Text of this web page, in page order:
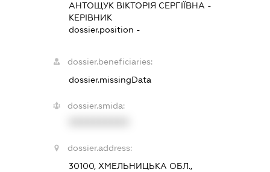
АНТОЩУК ВІКТОРІЯ СЕРГІЇВНА -
КЕРІВНИК
dossier.position -
dossier.beneficiaries:
dossier.missingData
dossier.smida:
dossier.address:
30100, ХМЕЛЬНИЦЬКА ОБЛ.,